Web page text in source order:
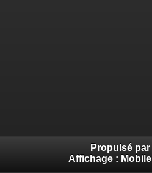
Propulsé par
Affichage : Mobile